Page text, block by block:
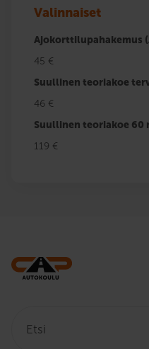
Valinnaiset
Ajokorttilupahakemus
45 €
Suullinen teoriakoe
46 €
Suullinen teoriakoe 60
119 €